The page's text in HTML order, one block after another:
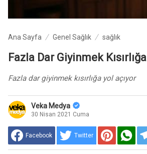
Ana Sayfa Genel Sağlık sağlık
Fazla Dar Giyinmek
Fazla dar giyinmek kısırlığa yol açıyor
Veka Medya
30 Nisan 2021 Cuma
Facebook Twitter